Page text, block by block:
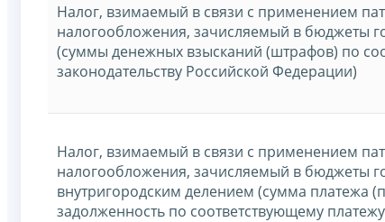
Налог, взимаемый в связи с применением
налогообложения, зачисляемый в бюджеты
(суммы денежных взысканий (штрафов) по
законодательству Российской Федерации)
Налог, взимаемый в связи с применением
налогообложения, зачисляемый в бюджеты
внутригородским делением (сумма платежа
задолженность по соответствующему